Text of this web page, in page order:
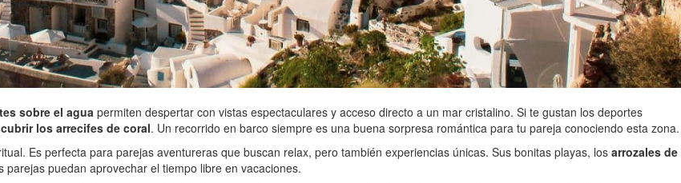
sobre el agua permiten despertar con vistas espectaculares y acceso directo a un mar cristalino. Si te gustan los deportes
los arrecifes de coral. Un recorrido en barco siempre es una buena sorpresa romántica para tu pareja conociendo esta zona.
Es perfecta para parejas aventureras que buscan relax, pero también experiencias únicas. Sus bonitas playas, los arrozales de
puedan aprovechar el tiempo libre en vacaciones.